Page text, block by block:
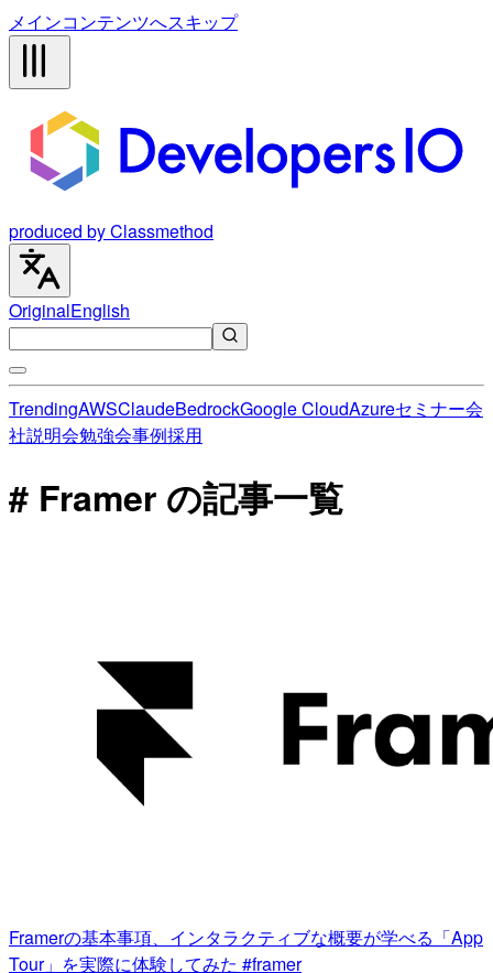
メインコンテンツへスキップ
produced by Classmethod
OriginalEnglish
TrendingAWSClaudeBedrockGoogle CloudAzureセミナー会
社説明会勉強会事例採用
# Framer の記事一覧
Framerの基本事項、インタラクティブな概要が学べる「App
Tour」を実際に体験してみた #framer